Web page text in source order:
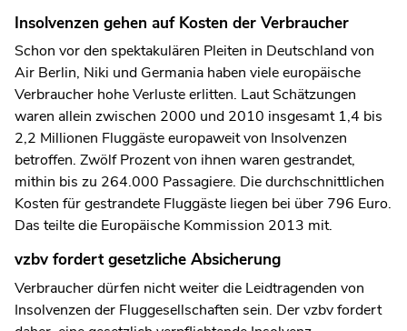
Insolvenzen gehen auf Kosten der Verbraucher
Schon vor den spektakulären Pleiten in Deutschland von
Air Berlin, Niki und Germania haben viele europäische
Verbraucher hohe Verluste erlitten. Laut Schätzungen
waren allein zwischen 2000 und 2010 insgesamt 1,4 bis
2,2 Millionen Fluggäste europaweit von Insolvenzen
betroffen. Zwölf Prozent von ihnen waren gestrandet,
mithin bis zu 264.000 Passagiere. Die durchschnittlichen
Kosten für gestrandete Fluggäste liegen bei über 796 Euro.
Das teilte die Europäische Kommission 2013 mit.
vzbv fordert gesetzliche Absicherung
Verbraucher dürfen nicht weiter die Leidtragenden von
Insolvenzen der Fluggesellschaften sein. Der vzbv fordert